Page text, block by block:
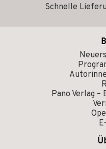
Schnelle
Pano Verlag –